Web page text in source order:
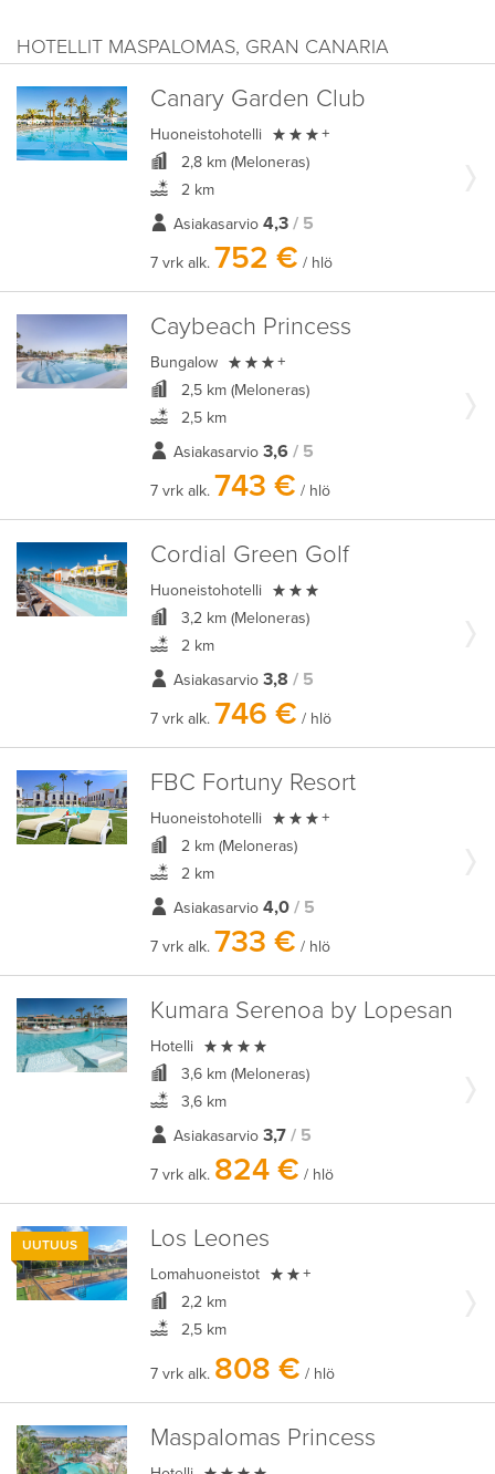
HOTELLIT MASPALOMAS, GRAN CANARIA
Canary Garden Club
Huoneistohotelli  +
2,8 km (Meloneras)
2 km
Asiakasarvio 4,3 / 5
7 vrk alk. 752 € / hlö
Caybeach Princess
Bungalow  +
2,5 km (Meloneras)
2,5 km
Asiakasarvio 3,6 / 5
7 vrk alk. 743 € / hlö
Cordial Green Golf
Huoneistohotelli 
3,2 km (Meloneras)
2 km
Asiakasarvio 3,8 / 5
7 vrk alk. 746 € / hlö
FBC Fortuny Resort
Huoneistohotelli  +
2 km (Meloneras)
2 km
Asiakasarvio 4,0 / 5
7 vrk alk. 733 € / hlö
Kumara Serenoa by Lopesan
Hotelli 
3,6 km (Meloneras)
3,6 km
Asiakasarvio 3,7 / 5
7 vrk alk. 824 € / hlö
UUTUUS Los Leones
Lomahuoneistot  +
2,2 km
2,5 km
7 vrk alk. 808 € / hlö
Maspalomas Princess